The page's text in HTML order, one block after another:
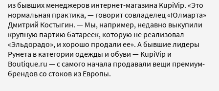
из бывших менеджеров интернет-магазина KupiVip. «Это
нормальная практика, — говорит совладелец «Юлмарта»
Дмитрий Костыгин. — Мы, например, недавно выкупили
крупную партию батареек, которую не реализовал
«Эльдорадо», и хорошо продали ее». А бывшие лидеры
Рунета в категории одежды и обуви — KupiVip и
Boutique.ru — с самого начала продавали вещи премиум-
брендов со стоков из Европы.